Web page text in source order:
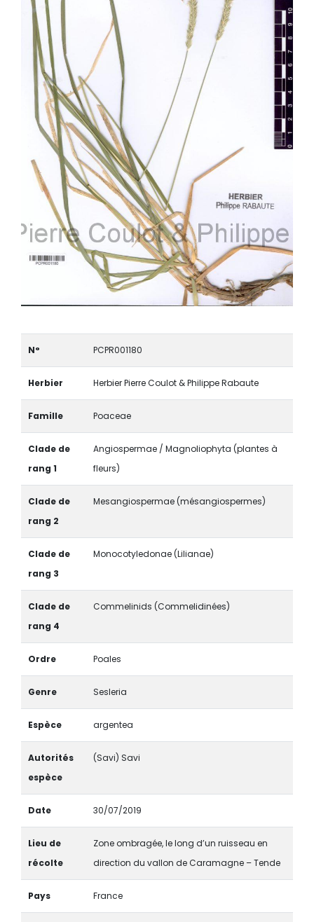
N° PCPR001180
Herbier Herbier Pierre Coulot & Philippe Rabaute
Famille Poaceae
Clade de
rang 1
Angiospermae / Magnoliophyta (plantes à
fleurs)
Clade de
rang 2
Mesangiospermae (mésangiospermes)
Clade de
rang 3
Monocotyledonae (Lilianae)
Clade de
rang 4
Commelinids (Commelidinées)
Ordre Poales
Genre Sesleria
Espèce argentea
Autorités
espèce
(Savi) Savi
Date 30/07/2019
Lieu de
récolte
Zone ombragée, le long d’un ruisseau en
direction du vallon de Caramagne – Tende
Pays France